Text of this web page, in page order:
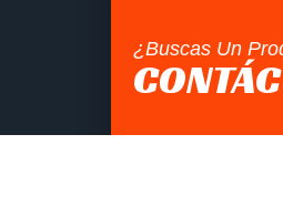
¿Buscas Un